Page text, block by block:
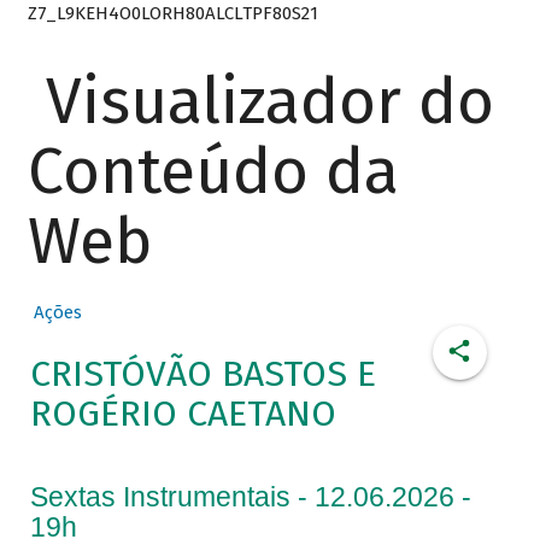
Z7_L9KEH4O0LORH80ALCLTPF80S21
Visualizador do
Conteúdo da
Web
Ações
CRISTÓVÃO BASTOS E
ROGÉRIO CAETANO
Sextas Instrumentais - 12.06.2026 -
19h